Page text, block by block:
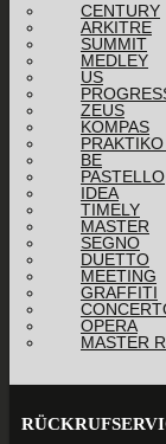
CENTURY
ARKITRE
SUMMIT
MEDLEY
US
ZEUS
KOMPAS
BE
PASTELLO
IDEA
TIMELY
MASTER
SEGNO
DUETTO
MEETING
GRAFFITI
OPERA
MASTER